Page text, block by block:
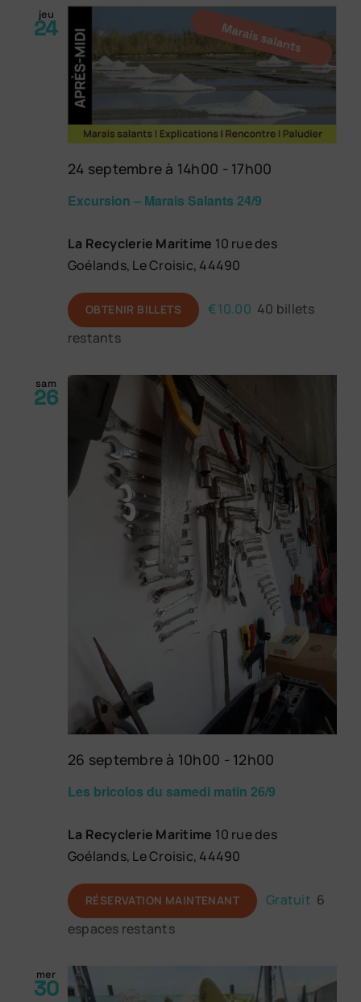
jeu
24
Excursion – Marais Salants 24/9
24 septembre à 14h00 - 17h00
La Recyclerie Maritime 10 rue des
Goélands, Le Croisic, 44490
OBTENIR BILLETS €10.00 40 billets
restants
sam
26
Les bricolos du samedi matin 26/9
26 septembre à 10h00 - 12h00
La Recyclerie Maritime 10 rue des
Goélands, Le Croisic, 44490
RÉSERVATION MAINTENANT Gratuit 6
espaces restants
mer
30